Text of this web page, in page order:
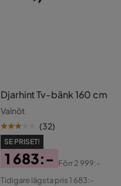
Djarhint Tv-bänk 160 cm
Valnöt
(32)
SE PRISET!
Pris
1 683:-
Original
Förr2 999:-
Tidigare lägsta pris 1 683:-